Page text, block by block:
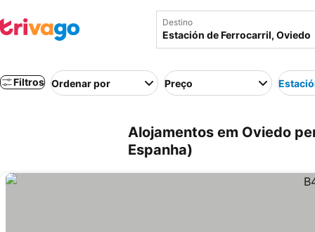
Destino
Filtros Ordenar por Preço
Alojamentos em Oviedo
Espanha)